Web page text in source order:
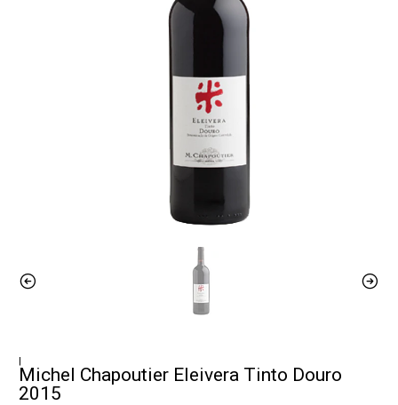
|
Michel Chapoutier Eleivera Tinto Douro
2015